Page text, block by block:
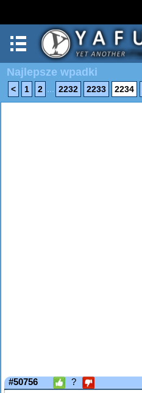
Najlepsze wpadki
< 1 2 ... 2232 2233 2234
#50756 ?